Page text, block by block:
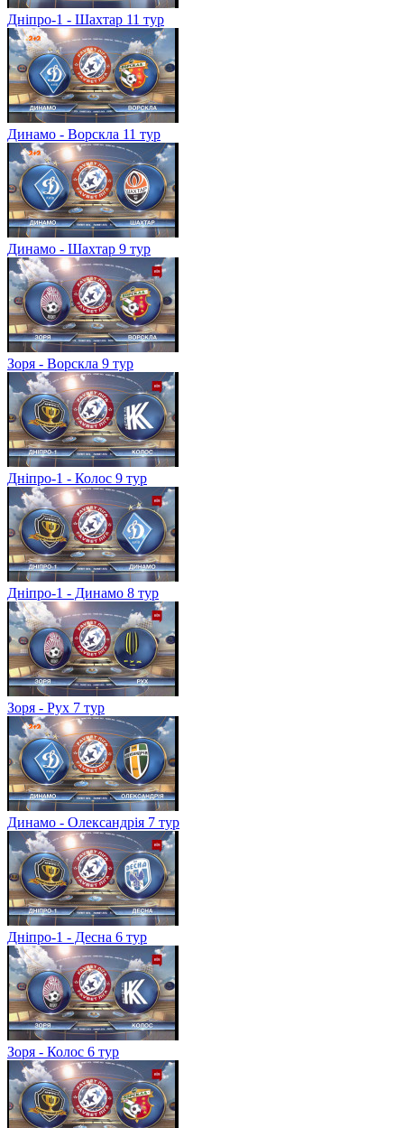
Дніпро-1 - Шахтар 11 тур
Динамо - Ворскла 11 тур
Динамо - Шахтар 9 тур
Зоря - Ворскла 9 тур
Дніпро-1 - Колос 9 тур
Дніпро-1 - Динамо 8 тур
Зоря - Рух 7 тур
Динамо - Олександрія 7 тур
Дніпро-1 - Десна 6 тур
Зоря - Колос 6 тур